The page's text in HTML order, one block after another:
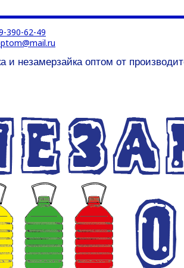
390-62-49
и незамерзайка оптом от